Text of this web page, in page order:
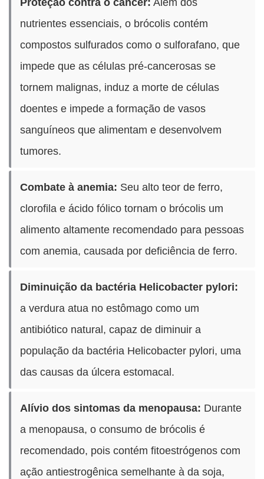
nutrientes essenciais, o brócolis contém
compostos sulfurados como o sulforafano, que
impede que as células pré-cancerosas se
tornem malignas, induz a morte de células
doentes e impede a formação de vasos
sanguíneos que alimentam e desenvolvem
tumores.
Combate à anemia: Seu alto teor de ferro,
clorofila e ácido fólico tornam o brócolis um
alimento altamente recomendado para pessoas
com anemia, causada por deficiência de ferro.
Diminuição da bactéria Helicobacter pylori:
a verdura atua no estômago como um
antibiótico natural, capaz de diminuir a
população da bactéria Helicobacter pylori, uma
das causas da úlcera estomacal.
Alívio dos sintomas da menopausa: Durante
a menopausa, o consumo de brócolis é
recomendado, pois contém fitoestrógenos com
ação antiestrogênica semelhante à da soja,